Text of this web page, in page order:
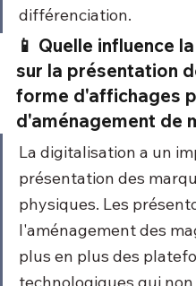
différenciation.
📱 Quelle influence
sur la présentation
forme d'affichages
d'aménagement de
La digitalisation a un
présentation des
physiques. Les
l'aménagement des
plus en plus des